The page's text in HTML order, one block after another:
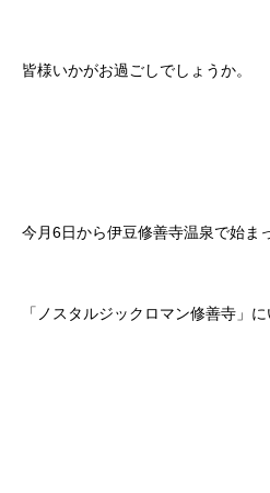
皆様いかがお過ごしでしょうか。
今月6日から伊豆修善寺温泉で始ま
「ノスタルジックロマン修善寺」に